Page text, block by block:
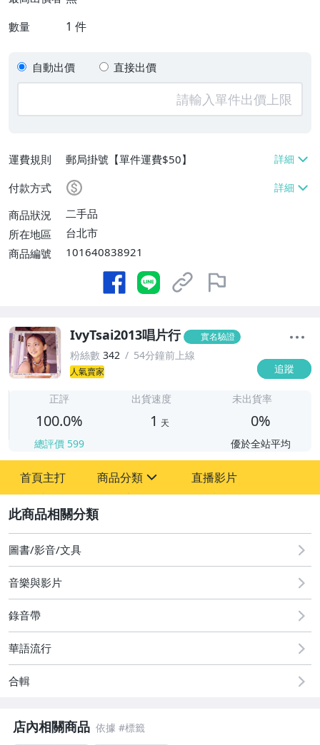
數量 1 件
自動出價 直接出價
運費規則
郵局掛號【單件運費$50】
付款方式
商品狀況
二手品
所在地區
台北市
商品編號
101640838921
IvyTsai2013唱片行 實名驗證
粉絲數 342 54分鐘前上線
人氣賣家 追蹤
正評
100.0%
總評價 599
出貨速度
1 天
未出貨率
0%
優於全站平均
首頁主打 商品分類
圖書/影音/文具
成人專區
偶像、球員卡與郵幣
男性精品與服飾
手錶與飾品配件
電玩遊戲與主機
直播影片
圖書/影音/文具
音樂與影片
錄音帶
華語流行
合輯
店內相關商品